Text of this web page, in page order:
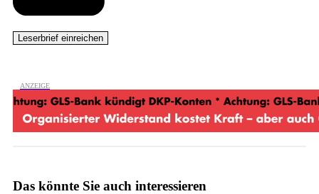
Das könnte Sie auch interessieren